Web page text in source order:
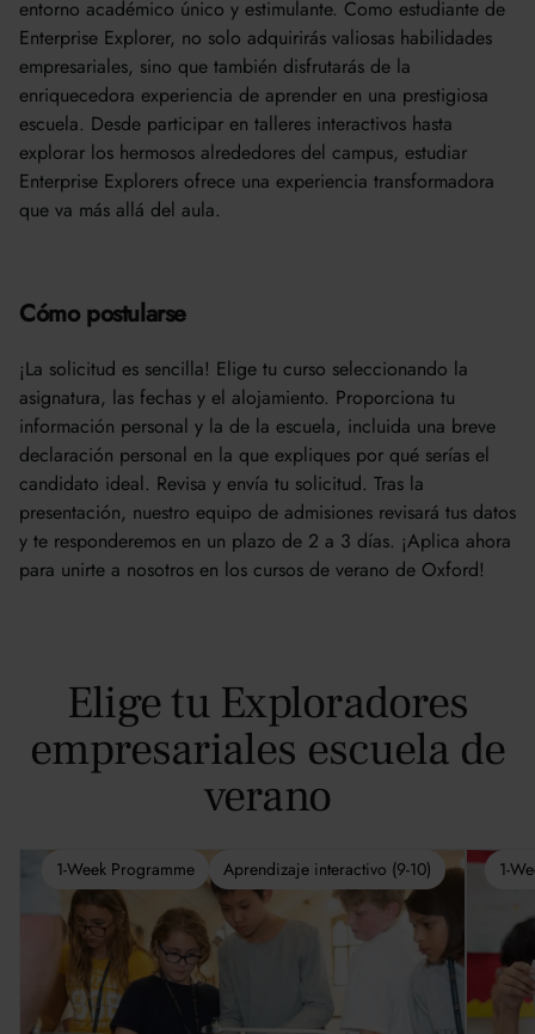
entorno académico único y estimulante. Como estudiante de
Enterprise Explorer, no solo adquirirás valiosas habilidades
empresariales, sino que también disfrutarás de la
enriquecedora experiencia de aprender en una prestigiosa
escuela. Desde participar en talleres interactivos hasta
explorar los hermosos alrededores del campus, estudiar
Enterprise Explorers ofrece una experiencia transformadora
que va más allá del aula.
Cómo postularse
¡La solicitud es sencilla! Elige tu curso seleccionando la
asignatura, las fechas y el alojamiento. Proporciona tu
información personal y la de la escuela, incluida una breve
declaración personal en la que expliques por qué serías el
candidato ideal. Revisa y envía tu solicitud. Tras la
presentación, nuestro equipo de admisiones revisará tus datos
y te responderemos en un plazo de 2 a 3 días. ¡Aplica ahora
para unirte a nosotros en los cursos de verano de Oxford!
Elige tu Exploradores
empresariales escuela de
verano
1-Week Programme Aprendizaje interactivo (9-10) 1-